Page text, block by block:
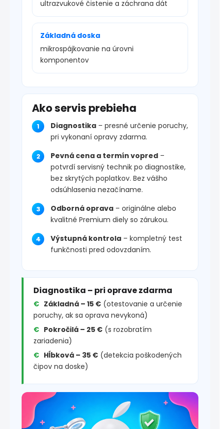
ultrazvukové čistenie a záchrana dát
Základná doska
mikrospájkovanie na úrovni
komponentov
Ako servis prebieha
Diagnostika – presné určenie poruchy,
pri vykonaní opravy zdarma.
Pevná cena a termín vopred –
potvrdí servisný technik po diagnostike,
bez skrytých poplatkov. Bez vášho
odsúhlasenia nezačíname.
Odborná oprava – originálne alebo
kvalitné Premium diely so zárukou.
Výstupná kontrola – kompletný test
funkčnosti pred odovzdaním.
Diagnostika – pri oprave zdarma
Základná – 15 € (otestovanie a určenie
poruchy, ak sa oprava nevykoná)
Pokročilá – 25 € (s rozobratím
zariadenia)
Hĺbková – 35 € (detekcia poškodených
čipov na doske)